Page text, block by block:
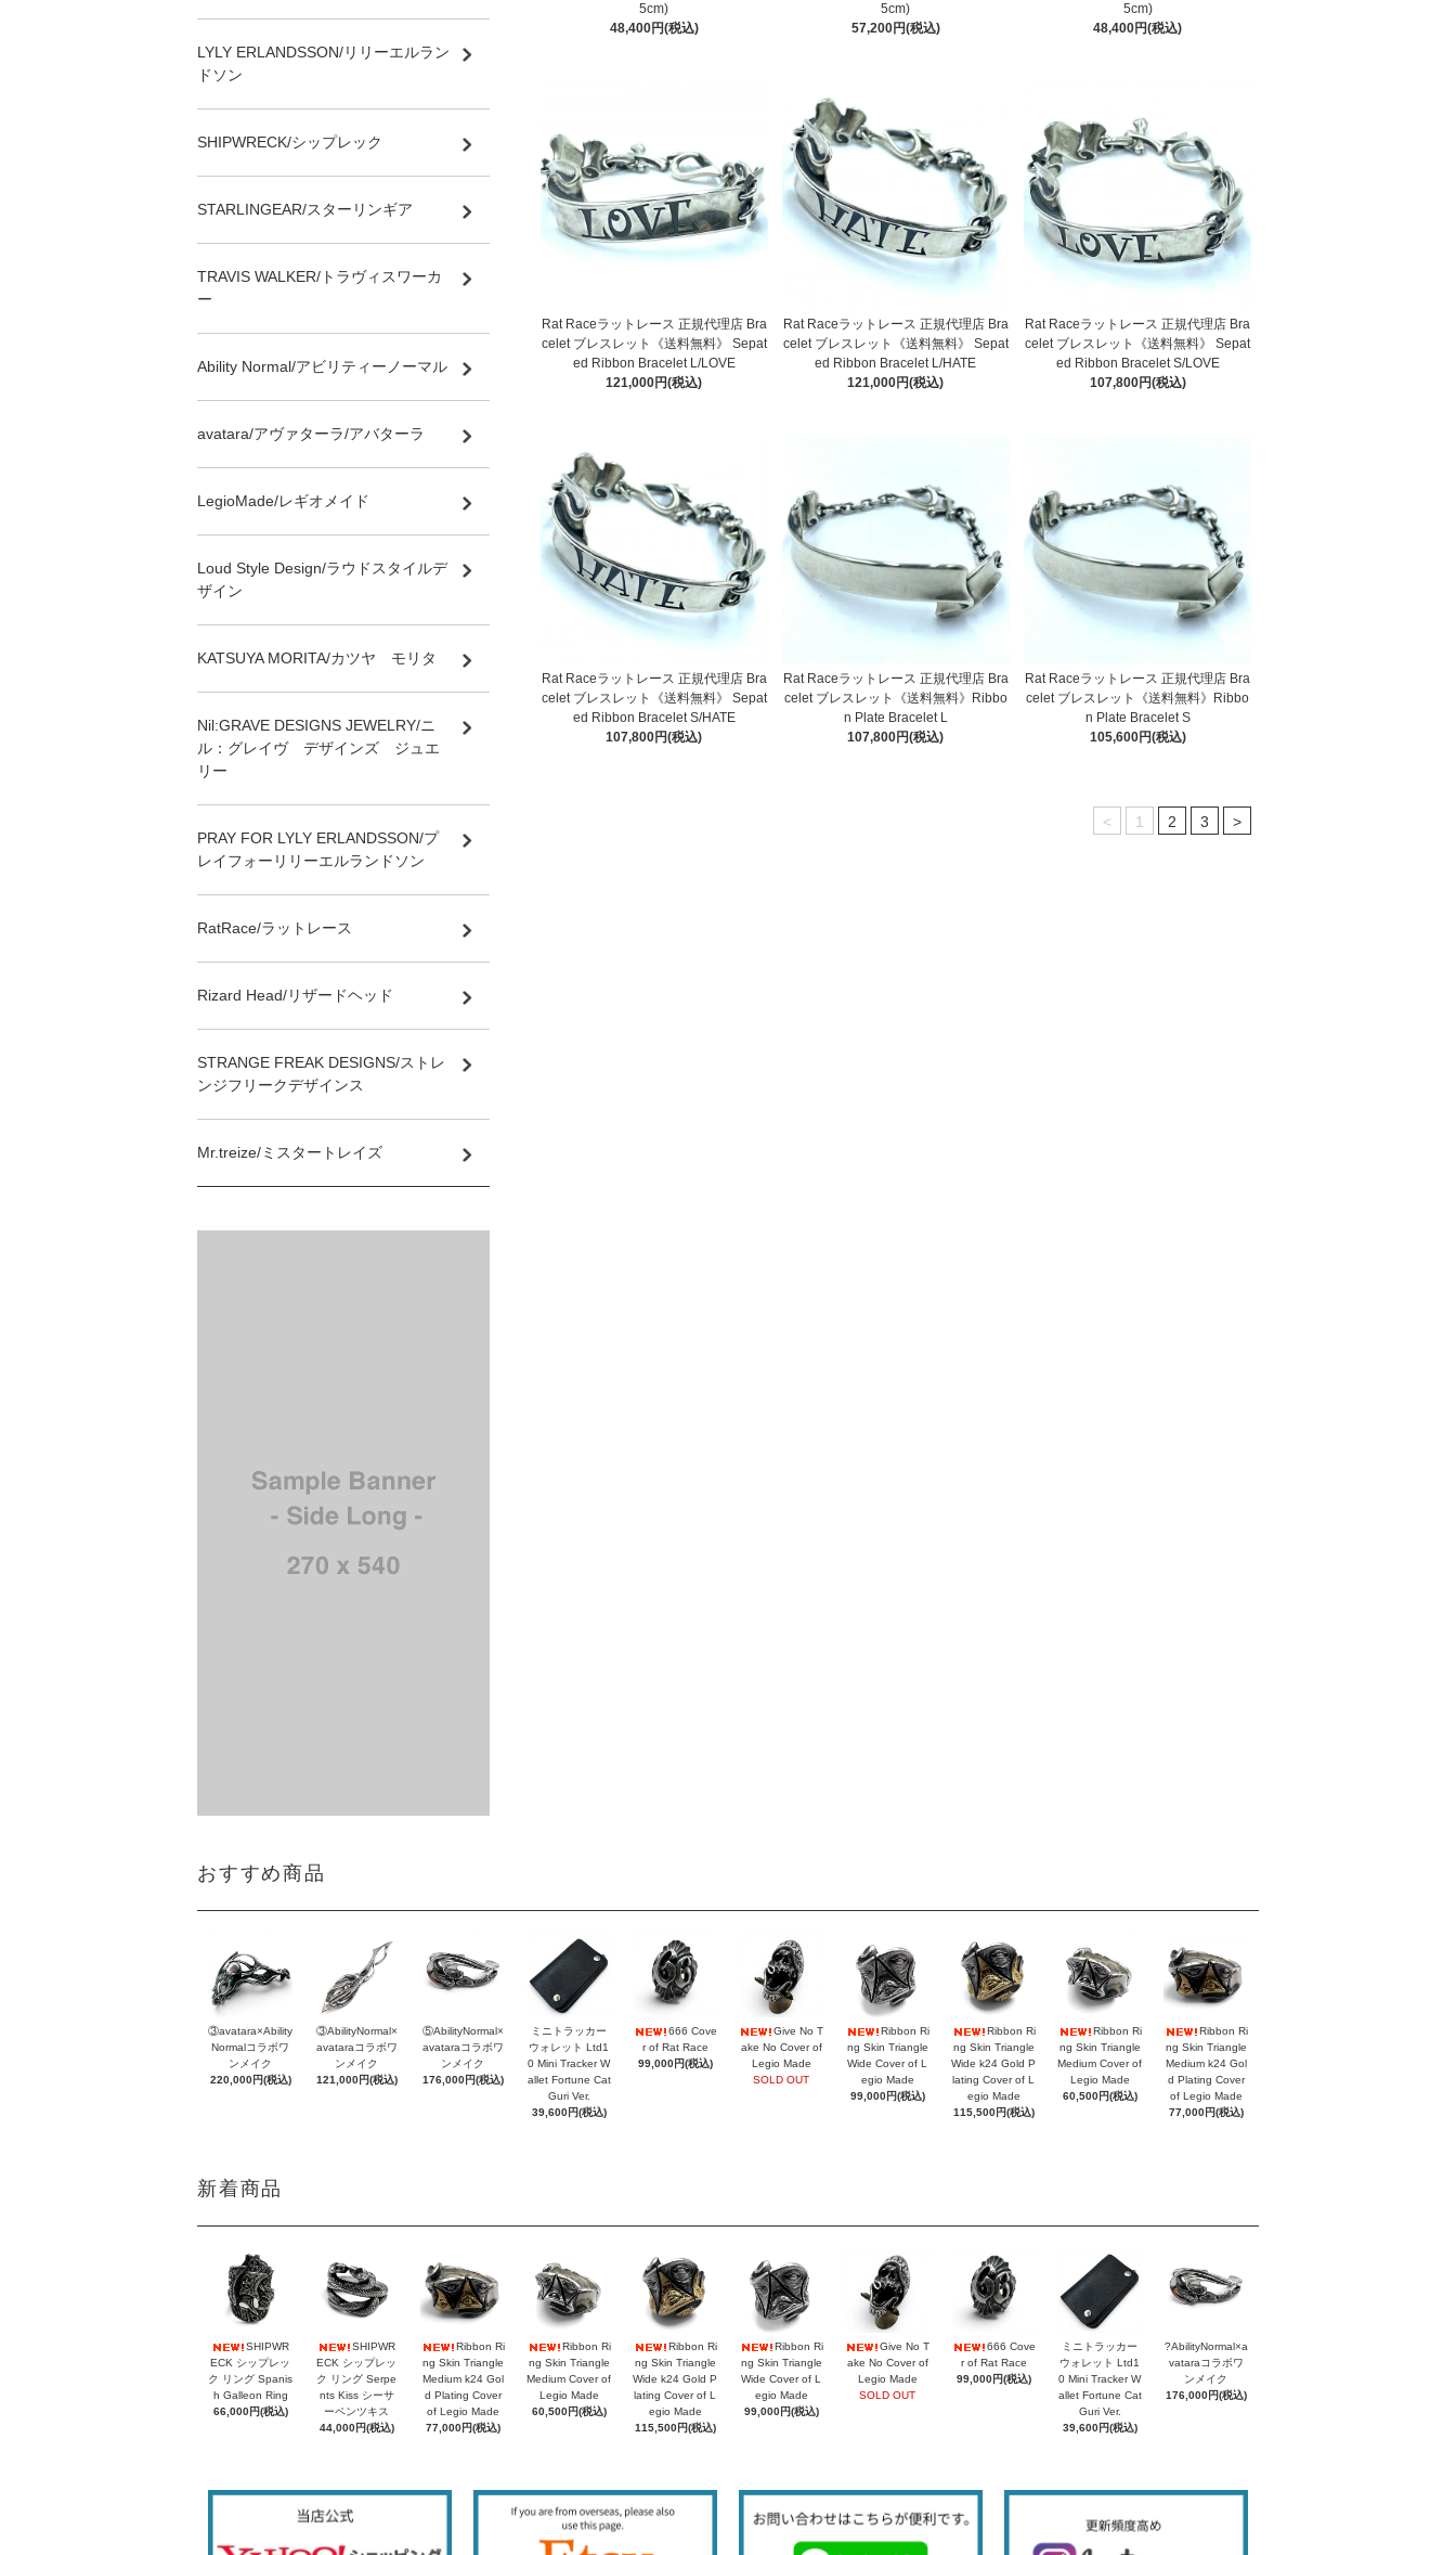
5cm)
48,400円(税込)
5cm)
57,200円(税込)
5cm)
48,400円(税込)
Rat Raceラットレース 正規代理店 Bra
celet ブレスレット《送料無料》 Sepat
ed Ribbon Bracelet L/LOVE
121,000円(税込)
Rat Raceラットレース 正規代理店 Bra
celet ブレスレット《送料無料》 Sepat
ed Ribbon Bracelet L/HATE
121,000円(税込)
Rat Raceラットレース 正規代理店 Bra
celet ブレスレット《送料無料》 Sepat
ed Ribbon Bracelet S/LOVE
107,800円(税込)
Rat Raceラットレース 正規代理店 Bra
celet ブレスレット《送料無料》 Sepat
ed Ribbon Bracelet S/HATE
107,800円(税込)
Rat Raceラットレース 正規代理店 Bra
celet ブレスレット《送料無料》Ribbo
n Plate Bracelet L
107,800円(税込)
Rat Raceラットレース 正規代理店 Bra
celet ブレスレット《送料無料》Ribbo
n Plate Bracelet S
105,600円(税込)
< 1 2 3 >
LYLY ERLANDSSON/リリーエルラン
ドソン
SHIPWRECK/シップレック
STARLINGEAR/スターリンギア
TRAVIS WALKER/トラヴィスワーカ
ー
Ability Normal/アビリティーノーマル
avatara/アヴァターラ/アバターラ
LegioMade/レギオメイド
Loud Style Design/ラウドスタイルデ
ザイン
KATSUYA MORITA/カツヤ モリタ
Nil:GRAVE DESIGNS JEWELRY/ニ
ル：グレイヴ デザインズ ジュエ
リー
PRAY FOR LYLY ERLANDSSON/プ
レイフォーリリーエルランドソン
RatRace/ラットレース
Rizard Head/リザードヘッド
STRANGE FREAK DESIGNS/ストレ
ンジフリークデザインス
Mr.treize/ミスタートレイズ
おすすめ商品
③avatara×Ability
Normalコラボワ
ンメイク
220,000円(税込)
③AbilityNormal×
avataraコラボワ
ンメイク
121,000円(税込)
⑤AbilityNormal×
avataraコラボワ
ンメイク
176,000円(税込)
ミニトラッカー
ウォレット Ltd1
0 Mini Tracker W
allet Fortune Cat
Guri Ver.
39,600円(税込)
666 Cove
r of Rat Race
99,000円(税込)
Give No T
ake No Cover of
Legio Made
SOLD OUT
Ribbon Ri
ng Skin Triangle
Wide Cover of L
egio Made
99,000円(税込)
Ribbon Ri
ng Skin Triangle
Wide k24 Gold P
lating Cover of L
egio Made
115,500円(税込)
Ribbon Ri
ng Skin Triangle
Medium Cover of
Legio Made
60,500円(税込)
Ribbon Ri
ng Skin Triangle
Medium k24 Gol
d Plating Cover
of Legio Made
77,000円(税込)
新着商品
SHIPWR
ECK シップレッ
ク リング Spanis
h Galleon Ring
66,000円(税込)
SHIPWR
ECK シップレッ
ク リング Serpe
nts Kiss シーサ
ーペンツキス
44,000円(税込)
Ribbon Ri
ng Skin Triangle
Medium k24 Gol
d Plating Cover
of Legio Made
77,000円(税込)
Ribbon Ri
ng Skin Triangle
Medium Cover of
Legio Made
60,500円(税込)
Ribbon Ri
ng Skin Triangle
Wide k24 Gold P
lating Cover of L
egio Made
115,500円(税込)
Ribbon Ri
ng Skin Triangle
Wide Cover of L
egio Made
99,000円(税込)
Give No T
ake No Cover of
Legio Made
SOLD OUT
666 Cove
r of Rat Race
99,000円(税込)
ミニトラッカー
ウォレット Ltd1
0 Mini Tracker W
allet Fortune Cat
Guri Ver.
39,600円(税込)
?AbilityNormal×a
vataraコラボワ
ンメイク
176,000円(税込)